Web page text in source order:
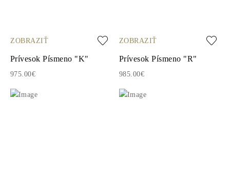
ZOBRAZIŤ
Prívesok Písmeno "K"
975.00€
ZOBRAZIŤ
Prívesok Písmeno "R"
985.00€